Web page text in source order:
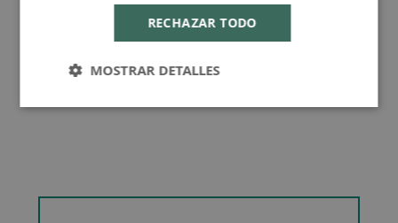
RECHAZAR TODO
MOSTRAR DETALLES